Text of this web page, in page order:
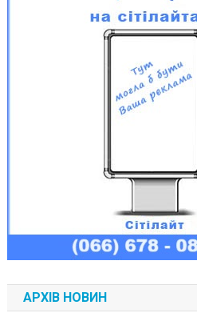
АРХІВ НОВИН